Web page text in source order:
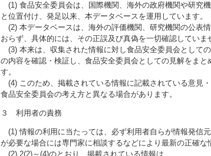
(1) 食品安全委員会は、国際機関、海外の政府機関や研究
と位置付け、発足以来、本データベースを運用しています。
(2) 本データベースは、海外の評価機関、研究機関の公表
おらず、具体的には、その正誤及び真偽を一切確認してい
(3) 本来は、収集された情報に対し食品安全委員会として
の内容を確認・検証し、食品安全委員会としての見解をま
す。
(4) このため、掲載されている情報に記載されている意見
食品安全委員会の考え方と異なる場合があります。
３ 利用者の責務
(1) 情報の利用に当たっては、必ず利用者自らが情報発信
が必要な場合には専門家に相談するなどにより最新の正確な
(2) 2(2)～(4)のとおり、掲載されている情報は、